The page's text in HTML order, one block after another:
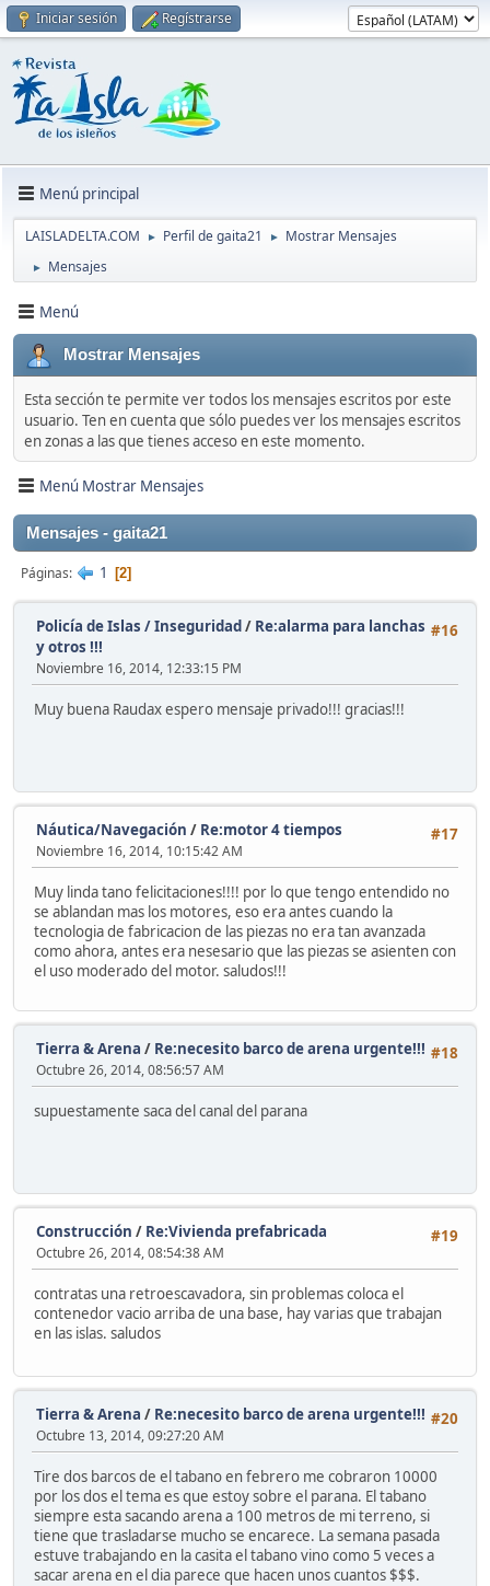
Iniciar sesión Regístrarse
Menú principal
LAISLADELTA.COM ► Perfil de gaita21 ► Mostrar Mensajes
► Mensajes
Menú
Mostrar Mensajes
Esta sección te permite ver todos los mensajes escritos por este
usuario. Ten en cuenta que sólo puedes ver los mensajes escritos
en zonas a las que tienes acceso en este momento.
Menú Mostrar Mensajes
Mensajes - gaita21
Páginas 1 2
#16
Policía de Islas / Inseguridad/ Re:alarma para lanchas
y otros !!!
Noviembre 16, 2014, 12:33:15 PM
Muy buena Raudax espero mensaje privado!!! gracias!!!
#17
Náutica/Navegación / Re:motor 4 tiempos
Noviembre 16, 2014, 10:15:42 AM
Muy linda tano felicitaciones!!!! por lo que tengo entendido no
se ablandan mas los motores, eso era antes cuando la
tecnologia de fabricacion de las piezas no era tan avanzada
como ahora, antes era nesesario que las piezas se asienten con
el uso moderado del motor. saludos!!!
#18
Tierra & Arena / Re:necesito barco de arena urgente!!!
Octubre 26, 2014, 08:56:57 AM
supuestamente saca del canal del parana
#19
Construcción / Re:Vivienda prefabricada
Octubre 26, 2014, 08:54:38 AM
contratas una retroescavadora, sin problemas coloca el
contenedor vacio arriba de una base, hay varias que trabajan
en las islas. saludos
#20
Tierra & Arena / Re:necesito barco de arena urgente!!!
Octubre 13, 2014, 09:27:20 AM
Tire dos barcos de el tabano en febrero me cobraron 10000
por los dos el tema es que estoy sobre el parana. El tabano
siempre esta sacando arena a 100 metros de mi terreno, si
tiene que trasladarse mucho se encarece. La semana pasada
estuve trabajando en la casita el tabano vino como 5 veces a
sacar arena en el dia parece que hacen unos cuantos $$$.